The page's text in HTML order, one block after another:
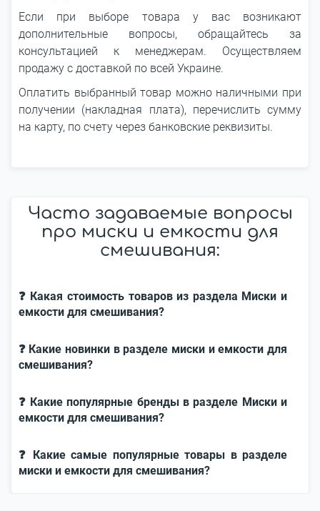
Если при выборе товара у вас возникают
дополнительные вопросы, обращайтесь за
консультацией к менеджерам. Осуществляем
продажу с доставкой по всей Украине.
Оплатить выбранный товар можно наличными при
получении (накладная плата), перечислить сумму
на карту, по счету через банковские реквизиты.
Часто задаваемые вопросы
про миски и емкости для
смешивания:
❓ Какая стоимость товаров из раздела Миски и
емкости для смешивания?
❓ Какие новинки в разделе миски и емкости для
смешивания?
❓ Какие популярные бренды в разделе Миски и
емкости для смешивания?
❓ Какие самые популярные товары в разделе
миски и емкости для смешивания?